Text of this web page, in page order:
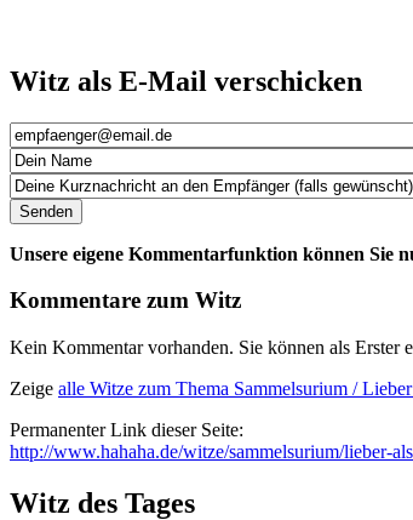
Witz als E-Mail verschicken
Unsere eigene Kommentarfunktion können Sie
Kommentare zum Witz
Kein Kommentar vorhanden. Sie können als Erster
Zeige alle Witze zum Thema Sammelsurium /
Permanenter Link dieser Seite:
http://www.hahaha.de/witze/sammelsurium/lieber-
Witz des Tages